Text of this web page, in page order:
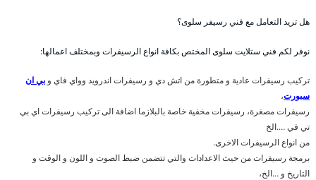
هل تريد التعامل مع فني رسيفر سلوى؟
نوفر لكم فني ستلايت سلوى المختص بكافة انواع الرسيفرات وبمختلف اعمالها:
تركيب رسيفرات عادية و متطورة من اتش دي و رسيفرات اندرويد وواي فاي و بي ان
سبورت،
رسيفرات مصغرة، رسيفرات مخفية خاصة بالبلازما اضافة الى تركيب رسيفرات اي بي
تي في ….الخ
من انواع الرسيفرات الاخرى.
برمجة رسيفرات من حيث الاعدادات والتي تتضمن ضبط الصوت و اللون و الوقت و
التاريخ و …الخ،